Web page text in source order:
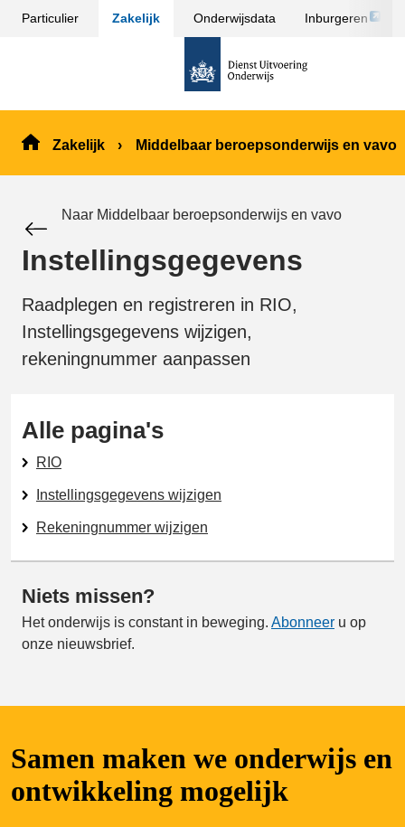
Sla
inhoud
Particulier Zakelijk Onderwijsdata Inburgeren
Link
pagina
de
Zakelijk Middelbaar beroepsonderwijs en vavo
Naar Middelbaar beroepsonderwijs en vavo
Instellingsgegevens
Raadplegen en registreren in RIO,
Instellingsgegevens wijzigen,
rekeningnummer aanpassen
Alle pagina's
RIO
Instellingsgegevens wijzigen
Rekeningnummer wijzigen
Niets missen?
Het onderwijs is constant in beweging. Abonneer u op
onze nieuwsbrief.
Samen maken we onderwijs en
ontwikkeling mogelijk